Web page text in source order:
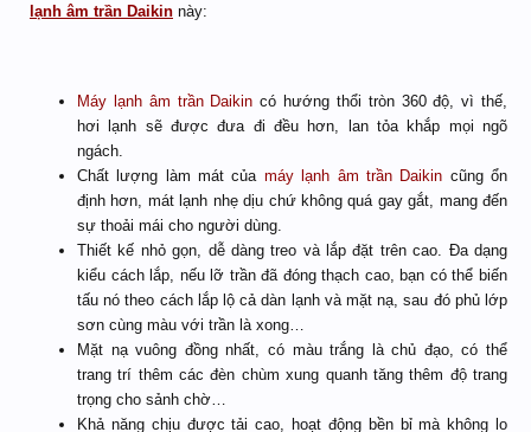
lạnh âm trần Daikin này:
Máy lạnh âm trần Daikin có hướng thổi tròn 360 độ, vì thế,
hơi lạnh sẽ được đưa đi đều hơn, lan tỏa khắp mọi ngõ
ngách.
Chất lượng làm mát của máy lạnh âm trần Daikin cũng ổn
định hơn, mát lạnh nhẹ dịu chứ không quá gay gắt, mang đến
sự thoải mái cho người dùng.
Thiết kế nhỏ gọn, dễ dàng treo và lắp đặt trên cao. Đa dạng
kiểu cách lắp, nếu lỡ trần đã đóng thạch cao, bạn có thể biến
tấu nó theo cách lắp lộ cả dàn lạnh và mặt nạ, sau đó phủ lớp
sơn cùng màu với trần là xong…
Mặt nạ vuông đồng nhất, có màu trắng là chủ đạo, có thể
trang trí thêm các đèn chùm xung quanh tăng thêm độ trang
trọng cho sảnh chờ…
Khả năng chịu được tải cao, hoạt động bền bỉ mà không lo